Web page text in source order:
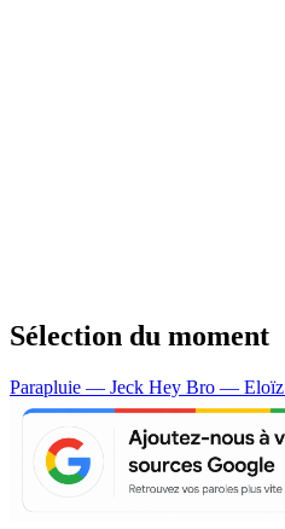
Sélection du moment
Parapluie — Jeck Hey Bro — Eloïz